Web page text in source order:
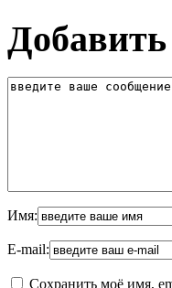
Имя:
E-mail:
Сохранить моё имя,